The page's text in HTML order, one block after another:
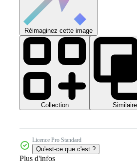
Réimaginez cette image
Collection Similaire
Licence Pro Standard
Qu'est-ce que c'est ?
Plus d'infos